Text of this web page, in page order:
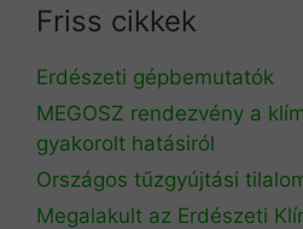
Friss cikkek
Erdészeti gépbemutatók
MEGOSZ rendezvény a
gyakorolt hatásiról
Országos tűzgyújtási
Megalakult az Erdészeti